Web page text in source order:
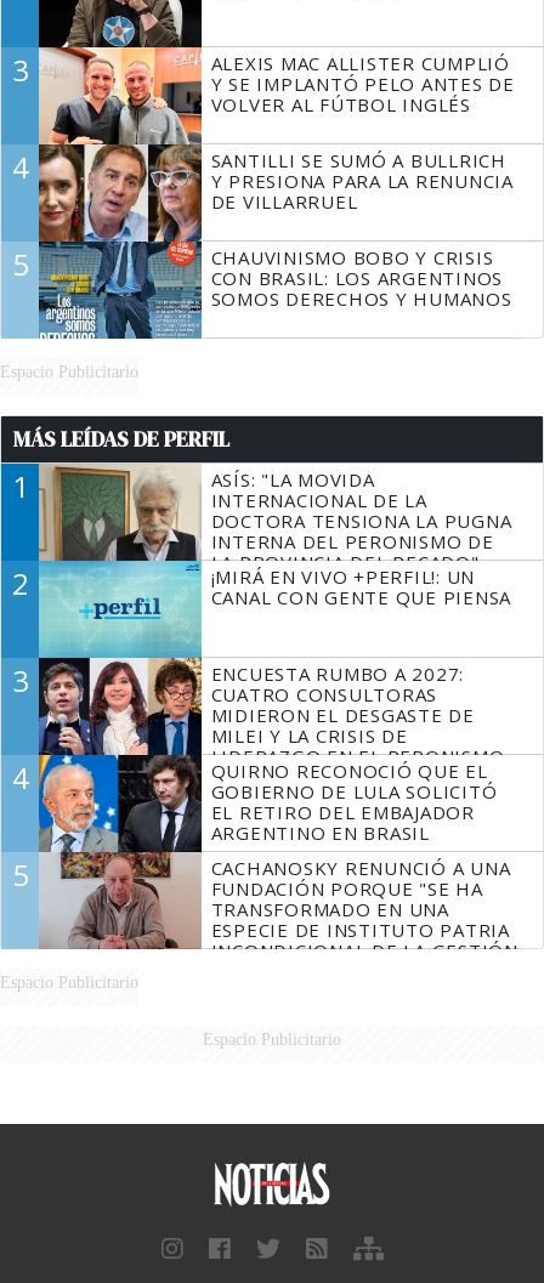
3
ALEXIS MAC ALLISTER CUMPLIÓ
Y SE IMPLANTÓ PELO ANTES DE
VOLVER AL FÚTBOL INGLÉS
4
SANTILLI SE SUMÓ A BULLRICH
Y PRESIONA PARA LA RENUNCIA
DE VILLARRUEL
5
CHAUVINISMO BOBO Y CRISIS
CON BRASIL: LOS ARGENTINOS
SOMOS DERECHOS Y HUMANOS
Espacio Publicitario
MÁS LEÍDAS DE PERFIL
1
ASÍS: "LA MOVIDA
INTERNACIONAL DE LA
DOCTORA TENSIONA LA PUGNA
INTERNA DEL PERONISMO DE
LA PROVINCIA DEL PECADO"
2
¡MIRÁ EN VIVO +PERFIL!: UN
CANAL CON GENTE QUE PIENSA
3
ENCUESTA RUMBO A 2027:
CUATRO CONSULTORAS
MIDIERON EL DESGASTE DE
MILEI Y LA CRISIS DE
LIDERAZGO EN EL PERONISMO
4
QUIRNO RECONOCIÓ QUE EL
GOBIERNO DE LULA SOLICITÓ
EL RETIRO DEL EMBAJADOR
ARGENTINO EN BRASIL
5
CACHANOSKY RENUNCIÓ A UNA
FUNDACIÓN PORQUE "SE HA
TRANSFORMADO EN UNA
ESPECIE DE INSTITUTO PATRIA
INCONDICIONAL DE LA GESTIÓN
Espacio Publicitario
Espacio Publicitario